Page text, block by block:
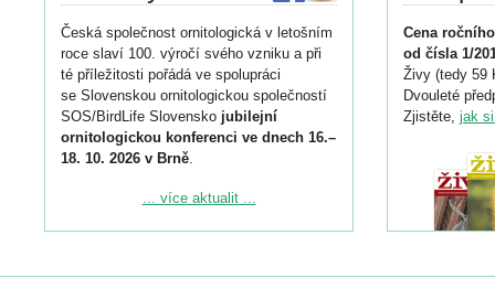
Česká společnost ornitologická v letošním
roce slaví 100. výročí svého vzniku a při
té příležitosti pořádá ve spolupráci
se Slovenskou ornitologickou společností
SOS/BirdLife Slovensko jubilejní
ornitologickou konferenci ve dnech 16.–
18. 10. 2026 v Brně.
Podrobnější informace ke konferenci
Registrovat se můžete do 6. září.
... více aktualit ...
Cena
od čísla 1/
Živy (tedy 59
Dvouleté
Zjistěte, jak